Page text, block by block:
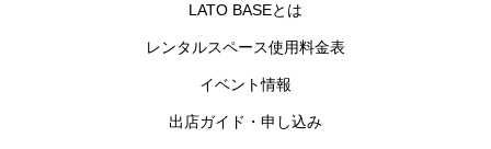
LATO BASEとは
レンタルスペース使用料金表
イベント情報
出店ガイド・申し込み